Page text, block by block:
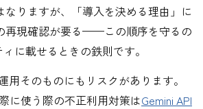
なりますが、「導入を決める理由」に
再現確認が要る——この順序を守るの
に載せるときの鉄則です。
用そのものにもリスクがあります。
に使う際の不正利用対策はGemini API